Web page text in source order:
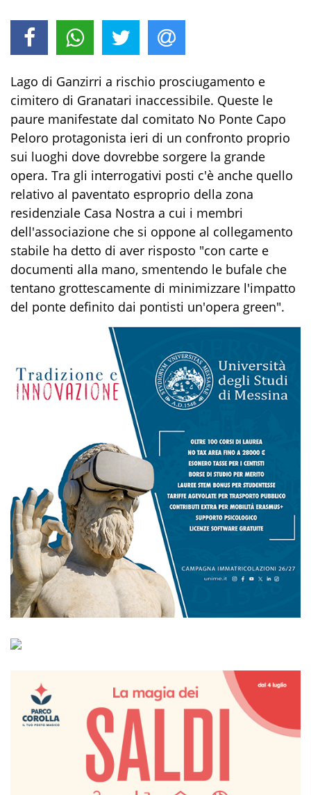
Lago di Ganzirri a rischio prosciugamento e
cimitero di Granatari inaccessibile. Queste le
paure manifestate dal comitato No Ponte Capo
Peloro protagonista ieri di un confronto proprio
sui luoghi dove dovrebbe sorgere la grande
opera. Tra gli interrogativi posti c'è anche quello
relativo al paventato esproprio della zona
residenziale Casa Nostra a cui i membri
dell'associazione che si oppone al collegamento
stabile ha detto di aver risposto "con carte e
documenti alla mano, smentendo le bufale che
tentano grottescamente di minimizzare l'impatto
del ponte definito dai pontisti un'opera green".